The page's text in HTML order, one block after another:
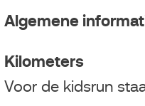
Algemene
Kilometers
Voor de kidsrun